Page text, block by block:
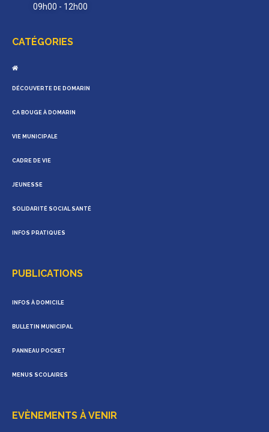
09h00 - 12h00
CATÉGORIES
DÉCOUVERTE DE DOMARIN
CA BOUGE À DOMARIN
VIE MUNICIPALE
CADRE DE VIE
JEUNESSE
SOLIDARITÉ SOCIAL SANTÉ
INFOS PRATIQUES
PUBLICATIONS
INFOS À DOMICILE
BULLETIN MUNICIPAL
PANNEAU POCKET
MENUS SCOLAIRES
EVÈNEMENTS À VENIR